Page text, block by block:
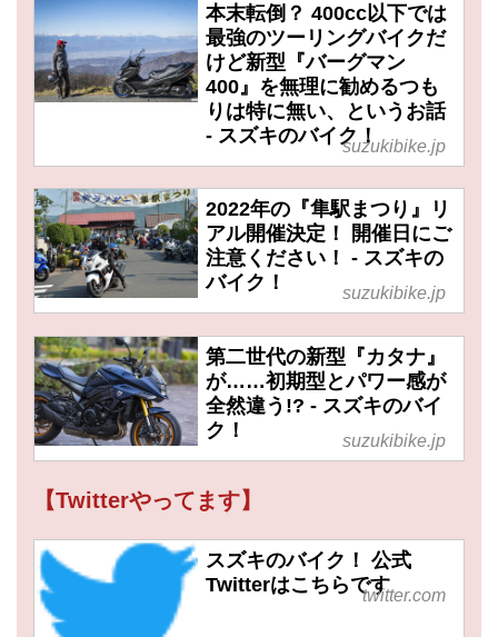
本末転倒？ 400cc以下では
最強のツーリングバイクだ
けど新型『バーグマン
400』を無理に勧めるつも
りは特に無い、というお話
- スズキのバイク！suzukibike.jp
2022年の『隼駅まつり』リ
アル開催決定！ 開催日にご
注意ください！ - スズキの
バイク！
suzukibike.jp
第二世代の新型『カタナ』
が……初期型とパワー感が
全然違う!? - スズキのバイ
ク！
suzukibike.jp
【Twitterやってます】
スズキのバイク！ 公式
Twitterはこちらですtwitter.com